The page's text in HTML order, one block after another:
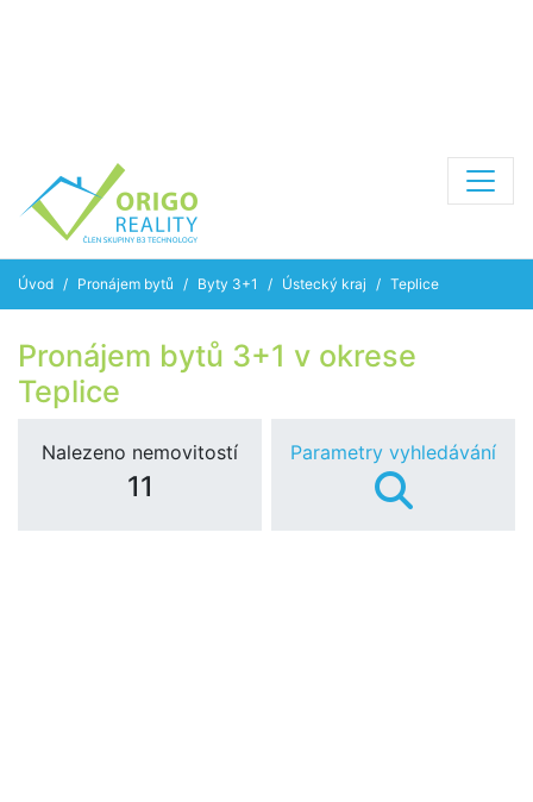
Úvod Pronájem bytů Byty 3+1 Ústecký kraj Teplice
Pronájem bytů 3+1 v okrese
Teplice
Nalezeno nemovitostí
11
Parametry vyhledávání